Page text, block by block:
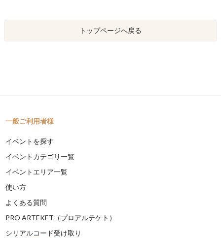
トップページへ戻る
一般ご利用者様
イベントを探す
イベントカテゴリ一覧
イベントエリア一覧
使い方
よくある質問
PRO ARTEKET（プロアルテケト）
シリアルコード受け取り